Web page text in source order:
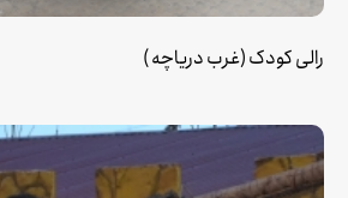
رالی کودک (غرب دریاچه )